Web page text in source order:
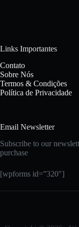
Links Importantes
Contato
Sobre Nós
Termos & Condições
Política de Privacidade
Email Newsletter
Subscribe to our
purchase
[wpforms id=”320″]